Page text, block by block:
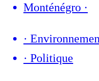
Monténégro ·
·
· Politique